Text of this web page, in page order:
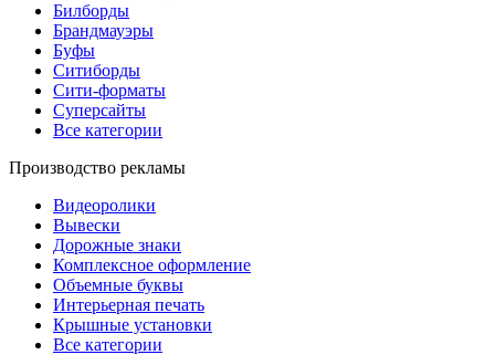
Билборды
Брандмауэры
Буфы
Ситиборды
Сити-форматы
Суперсайты
Все категории
Производство рекламы
Видеоролики
Вывески
Дорожные знаки
Комплексное оформление
Объемные буквы
Интерьерная печать
Крышные установки
Все категории